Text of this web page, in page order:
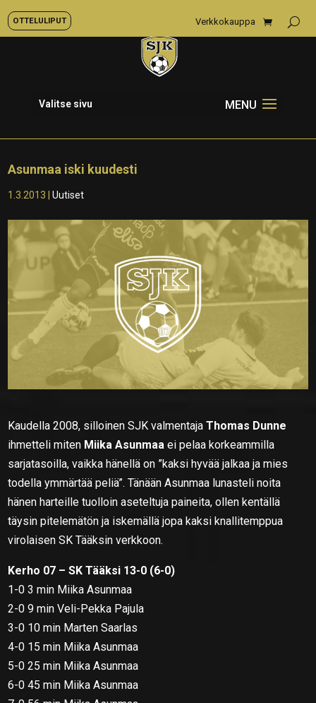
OTTELULIPUT Verkkokauppa
Valitse sivu
Asunmaa iski kuudesti
1.3.2013 |Uutiset
Kaudella 2008, silloinen SJK valmentajaThomas Dunne
ihmetteli miten Miika Asunmaa ei pelaa korkeammilla
sarjatasoilla, vaikka hänellä on ”kaksi hyvää jalkaa ja mies
todella ymmärtää peliä”. Tänään Asunmaa lunasteli noita
hänen harteille tuolloin aseteltuja paineita, ollen kentällä
täysin pitelemätön ja iskemällä jopa kaksi knallitemppua
virolaisen SK Tääksin verkkoon.
Kerho 07 – SK Tääksi 13-0 (6-0)
1-0 3 min Miika Asunmaa
2-0 9 min Veli-Pekka Pajula
3-0 10 min Marten Saarlas
4-0 15 min Miika Asunmaa
5-0 25 min Miika Asunmaa
6-0 45 min Miika Asunmaa